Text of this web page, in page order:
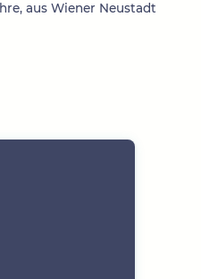
aus Wiener Neustadt